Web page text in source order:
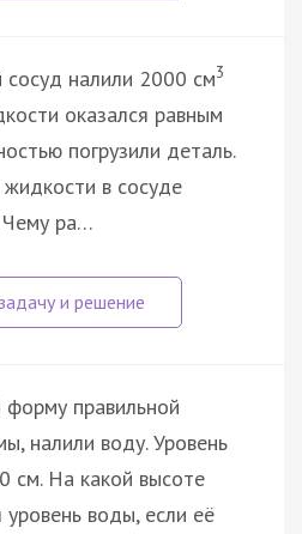
сосуд налили 2000 см3
оказался равным
погрузили деталь.
в сосуде
Чему ра…
правильной
налили воду. Уровень
см. На какой высоте
воды, если её